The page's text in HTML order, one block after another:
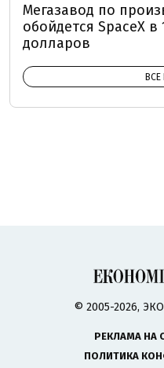
Мегазавод по
обойдется SpaceX
долларов
© 2005-2026,
РЕКЛАМА НА
ПОЛИТИКА